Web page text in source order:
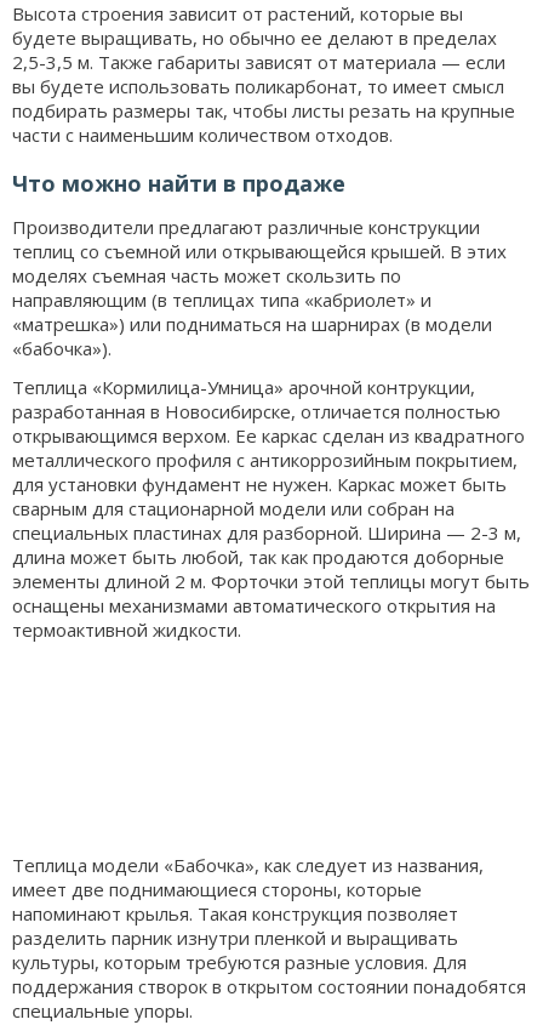
Высота строения зависит от растений, которые вы
будете выращивать, но обычно ее делают в пределах
2,5-3,5 м. Также габариты зависят от материала — если
вы будете использовать поликарбонат, то имеет смысл
подбирать размеры так, чтобы листы резать на крупные
части с наименьшим количеством отходов.
Что можно найти в продаже
Производители предлагают различные конструкции
теплиц со съемной или открывающейся крышей. В этих
моделях съемная часть может скользить по
направляющим (в теплицах типа «кабриолет» и
«матрешка») или подниматься на шарнирах (в модели
«бабочка»).
Теплица «Кормилица-Умница» арочной контрукции,
разработанная в Новосибирске, отличается полностью
открывающимся верхом. Ее каркас сделан из квадратного
металлического профиля с антикоррозийным покрытием,
для установки фундамент не нужен. Каркас может быть
сварным для стационарной модели или собран на
специальных пластинах для разборной. Ширина — 2-3 м,
длина может быть любой, так как продаются доборные
элементы длиной 2 м. Форточки этой теплицы могут быть
оснащены механизмами автоматического открытия на
термоактивной жидкости.
Теплица модели «Бабочка», как следует из названия,
имеет две поднимающиеся стороны, которые
напоминают крылья. Такая конструкция позволяет
разделить парник изнутри пленкой и выращивать
культуры, которым требуются разные условия. Для
поддержания створок в открытом состоянии понадобятся
специальные упоры.